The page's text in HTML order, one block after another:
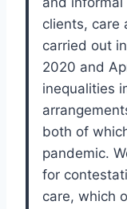
clients, care
carried out
2020 and
inequalities
both of
pandemic.
for
care, which